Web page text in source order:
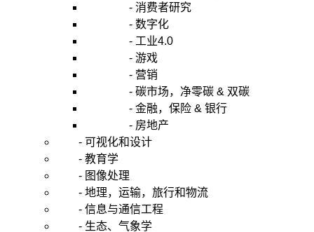
- 消费者研究
- 数字化
- 工业4.0
- 游戏
- 营销
- 碳市场，净零碳 & 双碳
- 金融，保险 & 银行
- 房地产
- 可视化和设计
- 教育学
- 图像处理
- 地理，运输，旅行和物流
- 信息与通信工程
- 生态、气象学